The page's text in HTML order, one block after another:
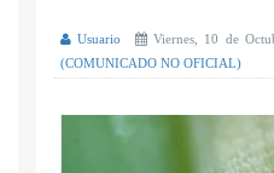
Usuario Viernes, 10 de
(COMUNICADO NO OFICIAL)